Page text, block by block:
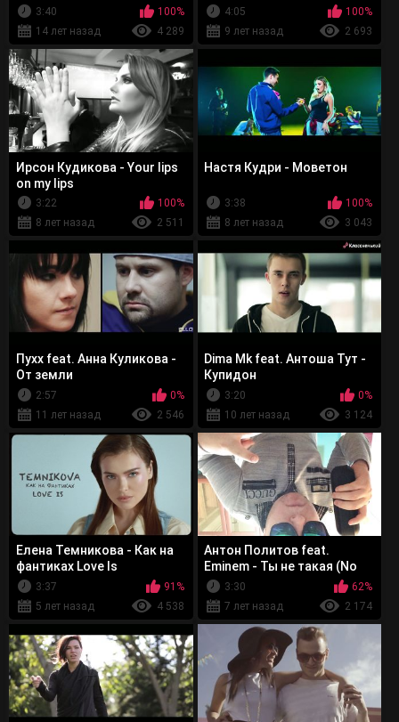
3:40
100%
14 лет назад
4 289
4:05
100%
9 лет назад
2 693
Ирсон Кудикова - Your lips
on my lips
3:22
100%
8 лет назад
2 511
Настя Кудри - Моветон
3:38
100%
8 лет назад
3 043
Пухх feat. Анна Куликова -
От земли
2:57
0%
11 лет назад
2 546
Dima Mk feat. Антоша Тут -
Купидон
3:20
0%
10 лет назад
3 124
Елена Темникова - Как на
фантиках Love Is
3:37
91%
5 лет назад
4 538
Антон Политов feat.
Eminem - Ты не такая (No
Love remix MixTape)
3:30
62%
7 лет назад
2 174